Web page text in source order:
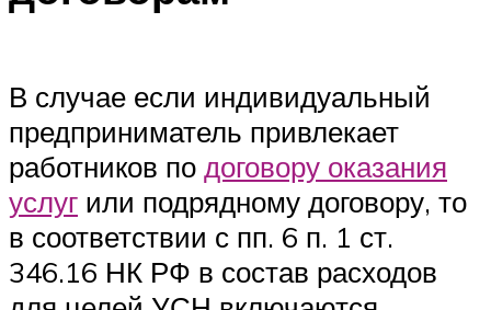
В случае если индивидуальный
предприниматель привлекает
работников по договору оказания
услуг или подрядному договору, то
в соответствии с пп. 6 п. 1 ст.
346.16 НК РФ в состав расходов